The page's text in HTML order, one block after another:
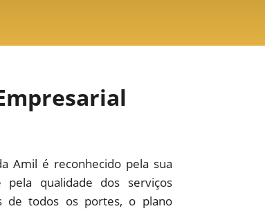
Amil é reconhecido pela sua
qualidade dos serviços
de todos os portes, o plano